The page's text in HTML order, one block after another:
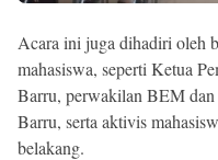
Acara ini juga dihadiri oleh
mahasiswa, seperti Ketua
Barru, perwakilan BEM
Barru, serta aktivis
belakang.